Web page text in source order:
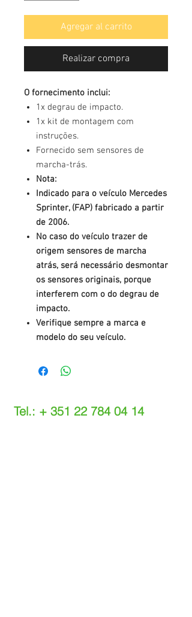
Agregar al carrito
Realizar compra
O fornecimento inclui:
1x degrau de impacto.
1x kit de montagem com
instruções.
Fornecido sem sensores de
marcha-trás.
Nota:
Indicado para o veículo Mercedes
Sprinter, (FAP) fabricado a partir
de 2006.
No caso do veículo trazer de
origem sensores de marcha
atrás, será necessário desmontar
os sensores originais, porque
interferem com o do degrau de
impacto.
Verifique sempre a marca e
modelo do seu veículo.
Tel.: + 351 22 784 04 14